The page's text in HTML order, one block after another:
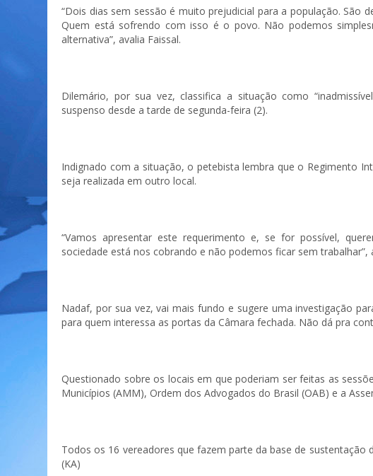
“Dois dias sem sessão é muito prejudicial para a população. São
Quem está sofrendo com isso é o povo. Não podemos
alternativa”, avalia Faissal.
Dilemário, por sua vez, classifica a situação como
suspenso desde a tarde de segunda-feira (2).
Indignado com a situação, o petebista lembra que o Regimento
seja realizada em outro local.
“Vamos apresentar este requerimento e, se for possível,
sociedade está nos cobrando e não podemos ficar sem trabalhar”,
Nadaf, por sua vez, vai mais fundo e sugere uma investigação
para quem interessa as portas da Câmara fechada. Não dá pra
Questionado sobre os locais em que poderiam ser feitas as
Municípios (AMM), Ordem dos Advogados do Brasil (OAB) e a
Todos os 16 vereadores que fazem parte da base de sustentação
(KA)